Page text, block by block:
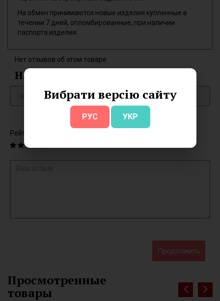
Вибрати версію сайту
РУС УКР
На обмен принимаются новые изделия купленные в
течении 7 дней, опломбированные, при наличии
паспорта изделия.
Нет отзывов об этом товаре.
Написать отзыв
Рейтинг
Продолжить
Просмотренные
товары